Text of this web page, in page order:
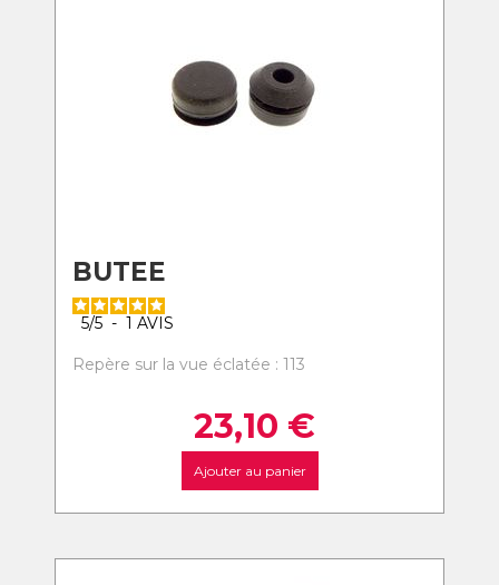
BUTEE
5/5 - 1 AVIS
Repère sur la vue éclatée : 113
23,10 €
Ajouter au panier